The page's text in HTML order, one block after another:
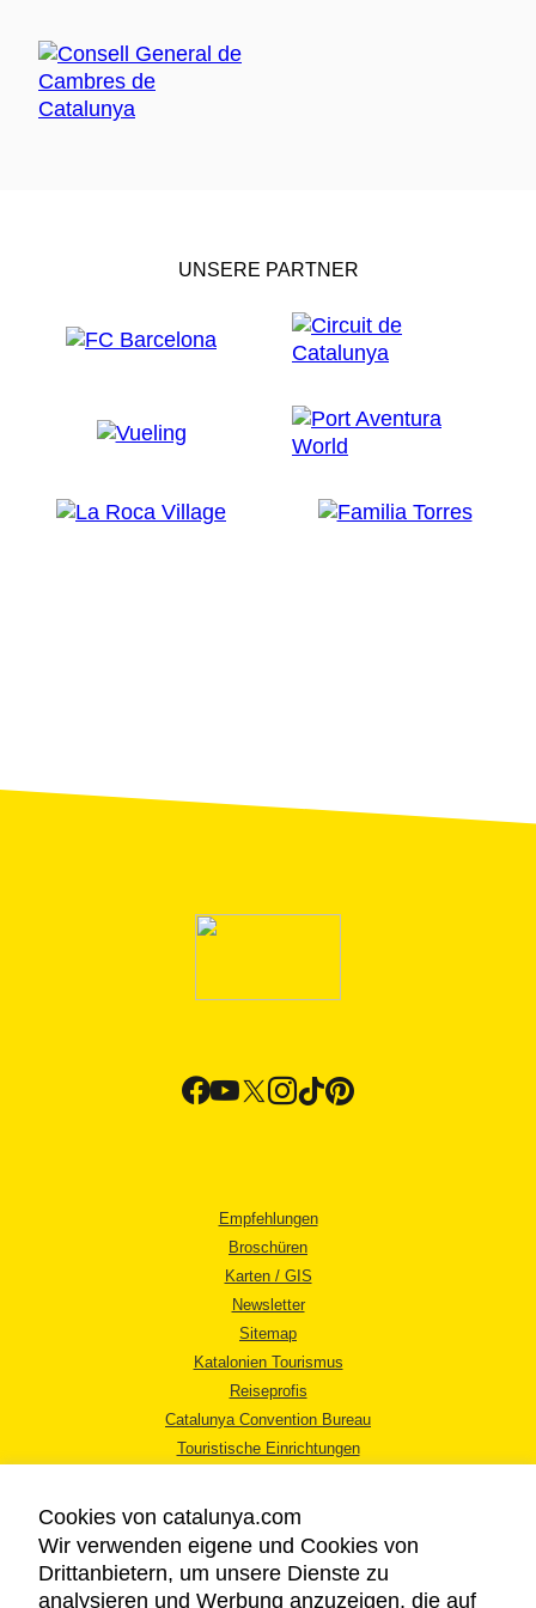
UNSERE PARTNER
Empfehlungen
Broschüren
Karten / GIS
Newsletter
Sitemap
Katalonien Tourismus
Reiseprofis
Catalunya Convention Bureau
Touristische Einrichtungen
Cookies von catalunya.com
Wir verwenden eigene und Cookies von
Drittanbietern, um unsere Dienste zu
analysieren und Werbung anzuzeigen, die auf